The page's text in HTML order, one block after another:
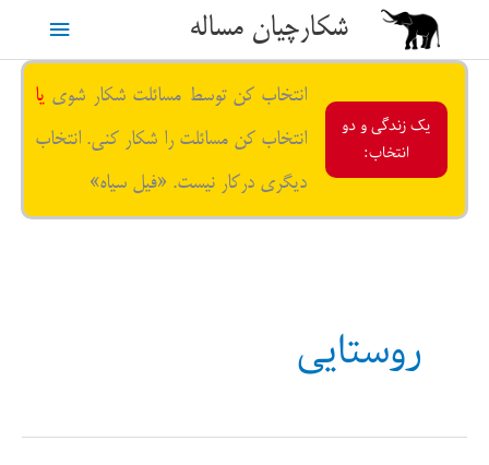
محتوا
شکارچیان مساله
فهرست
یک زندگی و دو
انتخاب:
انتخاب کن توسط مسائلت شکار شوی یا
انتخاب کن مسائلت را شکار کنی. انتخاب
دیگری درکار نیست. «فیل سیاه»
روستایی